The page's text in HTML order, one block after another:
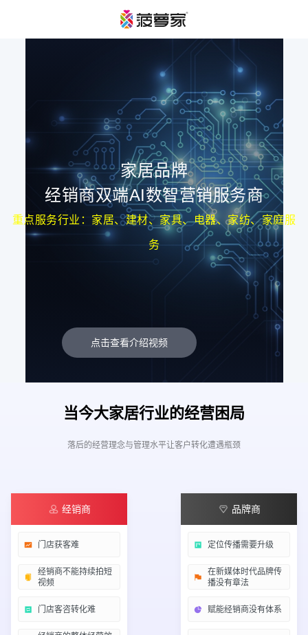
家居品牌
经销商双端AI数智营销服务商
重点服务行业：家居、建材、家具、电器、家纺、家庭服
务
点击查看介绍视频
当今大家居行业的经营困局
落后的经营理念与管理水平让客户转化遭遇瓶颈
经销商
门店获客难
经销商不能持续拍短
视频
门店客咨转化难
品牌商
定位传播需要升级
在新媒体时代品牌传
播没有章法
赋能经销商没有体系